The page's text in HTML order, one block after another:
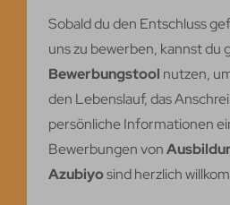
Sobald du den Entschluss
uns zu bewerben, kannst du
Bewerbungstool nutzen,
den Lebenslauf, das
persönliche Informationen
Bewerbungen von
Azubiyosind herzlich